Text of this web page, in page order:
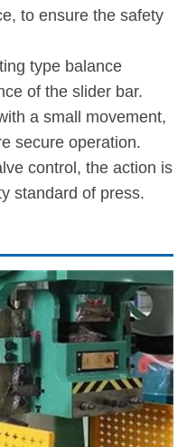
to ensure the safety
type balance
of the slider bar.
a small movement,
secure operation.
control, the action is
standard of press.